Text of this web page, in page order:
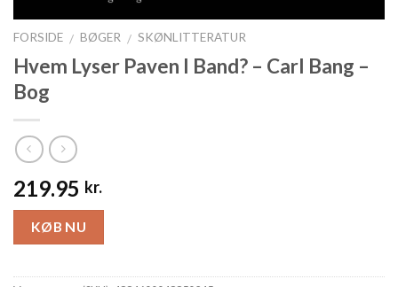
FORSIDE / BØGER / SKØNLITTERATUR
Hvem Lyser Paven I Band? – Carl Bang –
Bog
219.95 kr.
KØB NU